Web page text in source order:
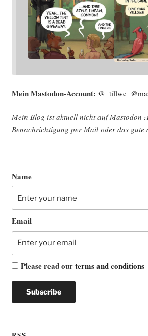
Mein Mast­o­don-Account:
Mein Blog ist aktu­ell nicht auf Mast­o­don
Benach­rich­ti­gung per Mail oder das gute
Name
Email
Please read ourterms and conditions